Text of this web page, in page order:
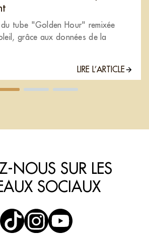
du tube "Golden Hour" remixée
grâce aux données de la
LIRE L’ARTICLE
NOUS SUR LES
SOCIAUX